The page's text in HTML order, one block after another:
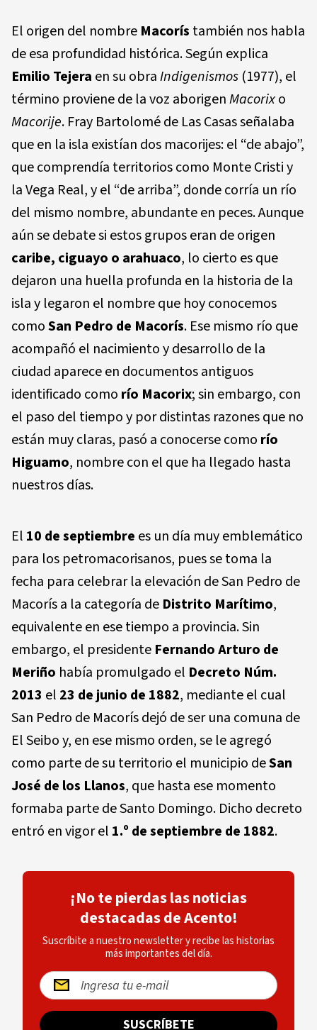
El origen del nombre Macorís también nos habla
de esa profundidad histórica. Según explica
Emilio Tejera en su obraIndigenismos (1977), el
término proviene de la voz aborigenMacorixo
Macorije. Fray Bartolomé de Las Casas señalaba
que en la isla existían dos macorijes: el “de abajo”,
que comprendía territorios como Monte Cristi y
la Vega Real, y el “de arriba”, donde corría un río
del mismo nombre, abundante en peces. Aunque
aún se debate si estos grupos eran de origen
caribe, ciguayo o arahuaco, lo cierto es que
dejaron una huella profunda en la historia de la
isla y legaron el nombre que hoy conocemos
comoSan Pedro de Macorís. Ese mismo río que
acompañó el nacimiento y desarrollo de la
ciudad aparece en documentos antiguos
identificado como río Macorix; sin embargo, con
el paso del tiempo y por distintas razones que no
están muy claras, pasó a conocerse como río
Higuamo, nombre con el que ha llegado hasta
nuestros días.
El 10 de septiembre es un día muy emblemático
para los petromacorisanos, pues se toma la
fecha para celebrar la elevación de San Pedro de
Macorís a la categoría de Distrito Marítimo,
equivalente en ese tiempo a provincia. Sin
embargo, el presidente Fernando Arturo de
Meriño había promulgado el Decreto Núm.
2013 el 23 de junio de 1882, mediante el cual
San Pedro de Macorís dejó de ser una comuna de
El Seibo y, en ese mismo orden, se le agregó
como parte de su territorio el municipio deSan
José de los Llanos, que hasta ese momento
formaba parte de Santo Domingo. Dicho decreto
entró en vigor el 1.º de septiembre de 1882.
¡No te pierdas las noticias
destacadas de Acento!
Suscríbite a nuestro newsletter y recibe las historias
más importantes del día.
SUSCRÍBETE